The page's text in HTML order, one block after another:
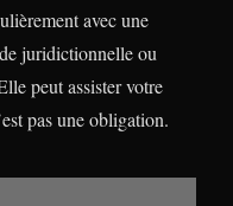
avec une
juridictionnelle ou
peut assister votre
pas une obligation.